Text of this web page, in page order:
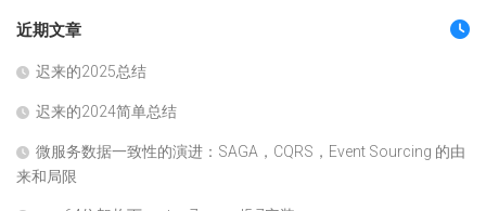
近期文章
迟来的2025总结
迟来的2024简单总结
微服务数据一致性的演进：SAGA，CQRS，Event Sourcing 的由
来和局限